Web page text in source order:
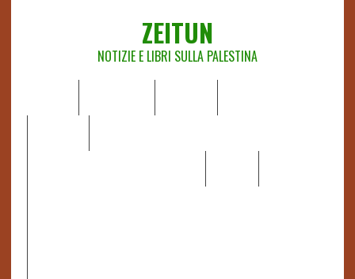
ZEITUN
NOTIZIE E LIBRI SULLA PALESTINA